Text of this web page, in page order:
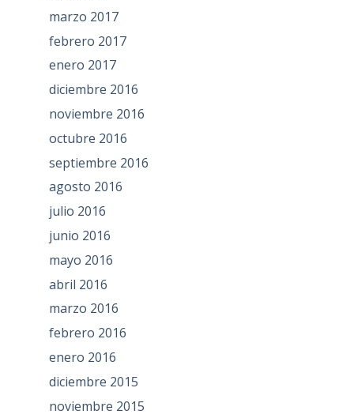
marzo 2017
febrero 2017
enero 2017
diciembre 2016
noviembre 2016
octubre 2016
septiembre 2016
agosto 2016
julio 2016
junio 2016
mayo 2016
abril 2016
marzo 2016
febrero 2016
enero 2016
diciembre 2015
noviembre 2015